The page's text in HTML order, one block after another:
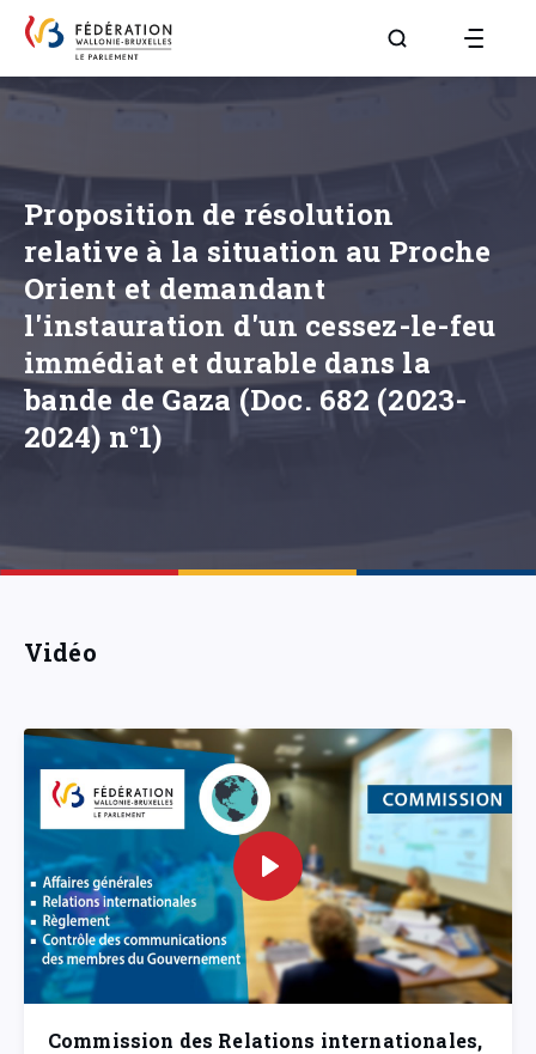
Aller à la page
Proposition de résolution
relative à la situation au Proche
Orient et demandant
l'instauration d'un cessez-le-feu
immédiat et durable dans la
bande de Gaza (Doc. 682 (2023-
2024) n°1)
Vidéo
Commission des Relations internationales,